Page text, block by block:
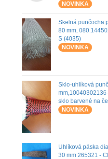
NOVINKA
Skelná punčocha
80 mm,
S (4035)
NOVINKA
Sklo-uhlíková
sklo barvené na
NOVINKA
Uhlíková páska
30 mm 265321 -